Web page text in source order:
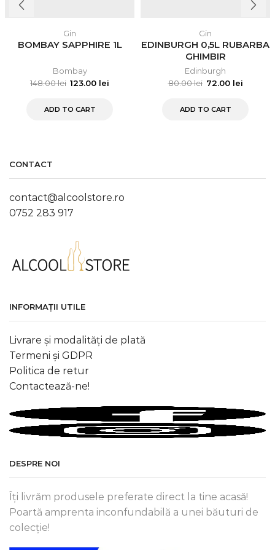
Gin
BOMBAY SAPPHIRE 1L
Bombay
148.00lei 123.00 lei
ADD TO CART
Gin
EDINBURGH 0,5L RUBARBA
GHIMBIR
Edinburgh
80.00lei 72.00 lei
ADD TO CART
CONTACT
contact@alcoolstore.ro
0752 283 917
INFORMAȚII UTILE
Livrare și modalități de plată
Termeni și GDPR
Politica de retur
Contactează-ne!
DESPRE NOI
Îți livrăm produsele preferate direct la tine acasă!
Poartă amprenta inconfundabilă a unei băuturi de
colecție!